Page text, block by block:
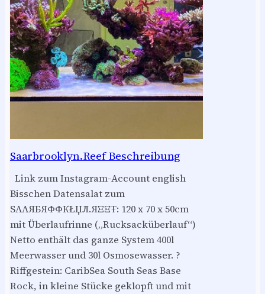
Saarbrooklyn.Reef Beschreibung
Link zum Instagram-Account english
Bisschen Datensalat zum
SΛΛЯБЯФФКŁЏЛ.ЯΞΞŦ: 120 x 70 x 50cm
mit Überlaufrinne („Rucksacküberlauf“)
Netto enthält das ganze System 400l
Meerwasser und 30l Osmosewasser. ?
Riffgestein: CaribSea South Seas Base
Rock, in kleine Stücke geklopft und mit